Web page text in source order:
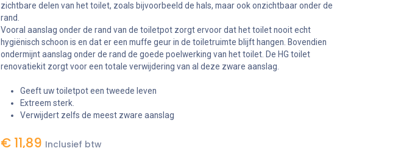
zichtbare delen van het toilet, zoals bijvoorbeeld de hals, maar ook onzichtbaar onder de
rand.
Vooral aanslag onder de rand van de toiletpot zorgt ervoor dat het toilet nooit echt
hygiënisch schoon is en dat er een muffe geur in de toiletruimte blijft hangen. Bovendien
ondermijnt aanslag onder de rand de goede poelwerking van het toilet. De HG toilet
renovatiekit zorgt voor een totale verwijdering van al deze zware aanslag.
Geeft uw toiletpot een tweede leven
Extreem sterk.
Verwijdert zelfs de meest zware aanslag
€ 11,89 Inclusief btw